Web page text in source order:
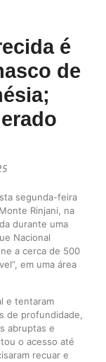
é
de
segunda-feira
Rinjani, na
durante uma
Nacional
a cerca de 500
em uma área
e tentaram
de profundidade,
abruptas e
o acesso até
recuar e